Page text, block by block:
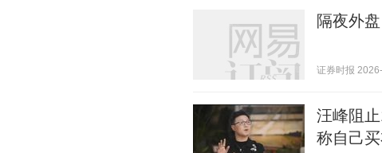
隔夜外
证券时报
汪峰阻
称自己